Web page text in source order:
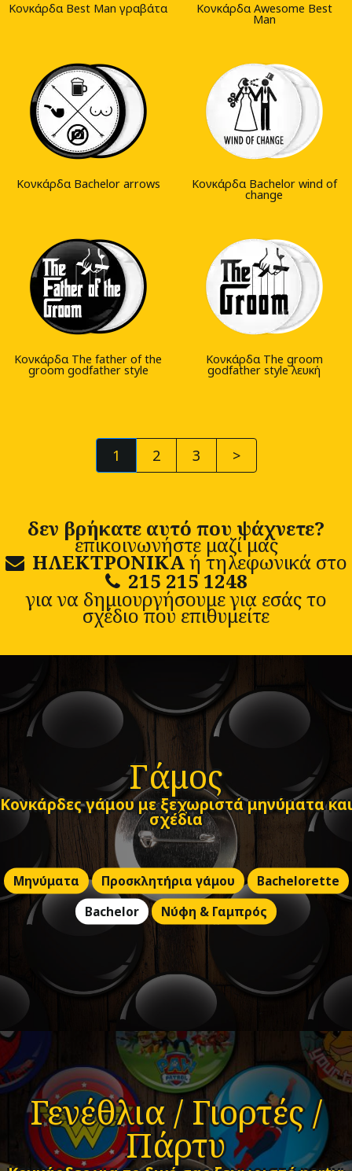
Κονκάρδα Best Man γραβάτα Κονκάρδα Awesome Best
Man
Κονκάρδα Bachelor arrows Κονκάρδα Bachelor wind of
change
Κονκάρδα The father of the
groom godfather style
Κονκάρδα The groom
godfather style λευκή
1 2 3 >
δεν βρήκατε αυτό που ψάχνετε?
επικοινωνήστε μαζί μας
ΗΛΕΚΤΡΟΝΙΚΑή τηλεφωνικά στο
215 215 1248
για να δημιουργήσουμε για εσάς το
σχέδιο που επιθυμείτε
Γάμος
Κονκάρδες γάμου με ξεχωριστά μηνύματα και
σχέδια
Μηνύματα Προσκλητήρια γάμου
Bachelorette
Bachelor
Νύφη & Γαμπρός
Γενέθλια / Γιορτές /
Πάρτυ